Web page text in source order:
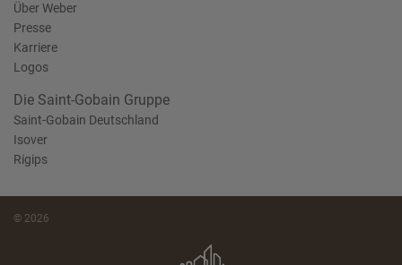
Über Weber
Presse
Karriere
Logos
Die Saint-Gobain Gruppe
Saint-Gobain Deutschland
Isover
Rigips
© 2026